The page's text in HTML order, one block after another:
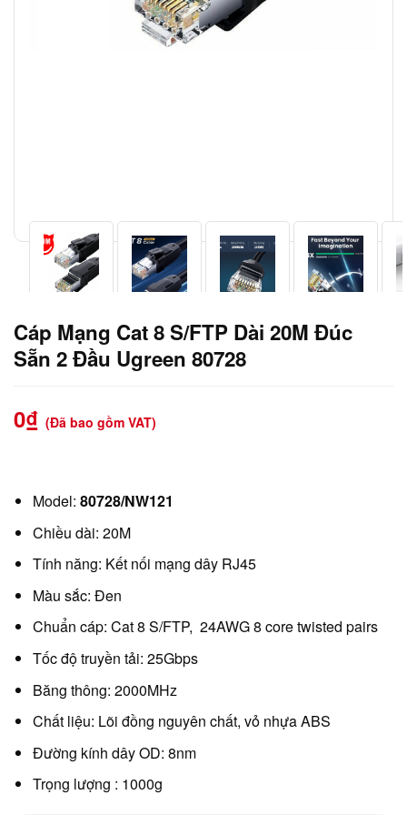
Cáp Mạng Cat 8 S/FTP Dài 20M Đúc
Sẵn 2 Đầu Ugreen 80728
0₫ (Đã bao gồm VAT)
Model: 80728/NW121
Chiều dài: 20M
Tính năng: Kết nối mạng dây RJ45
Màu sắc: Đen
Chuẩn cáp: Cat 8 S/FTP, 24AWG 8 core twisted pairs
Tốc độ truyền tải: 25Gbps
Băng thông: 2000MHz
Chất liệu: Lõi đồng nguyên chất, vỏ nhựa ABS
Đường kính dây OD: 8nm
Trọng lượng : 1000g